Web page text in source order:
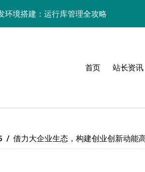
新，重塑移动互联体验
漏洞深度剖析与修复
云架构：降本增效实战指南
iOS移动互联新标杆
运维：高效编排提升客户体验
首页 站长资讯
借力大企业生态，构建创业创新动能